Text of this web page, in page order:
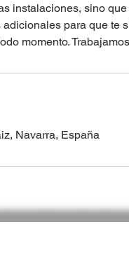
instalaciones, sino
para que te
momento.
Navarra, España